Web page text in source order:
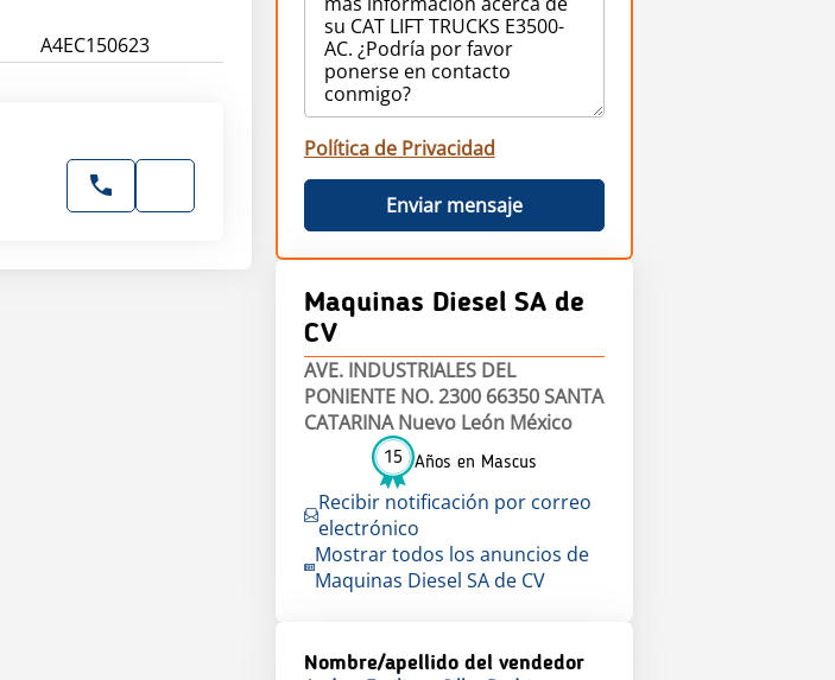
A4EC150623
Política de Privacidad
Enviar mensaje
Maquinas Diesel SA de
CV
AVE. INDUSTRIALES DEL
PONIENTE NO. 2300 66350 SANTA
CATARINA Nuevo León México
15 Años en Mascus
Recibir notificación por correo
electrónico
Mostrar todos los anuncios de
Maquinas Diesel SA de CV
Nombre/apellido del vendedor